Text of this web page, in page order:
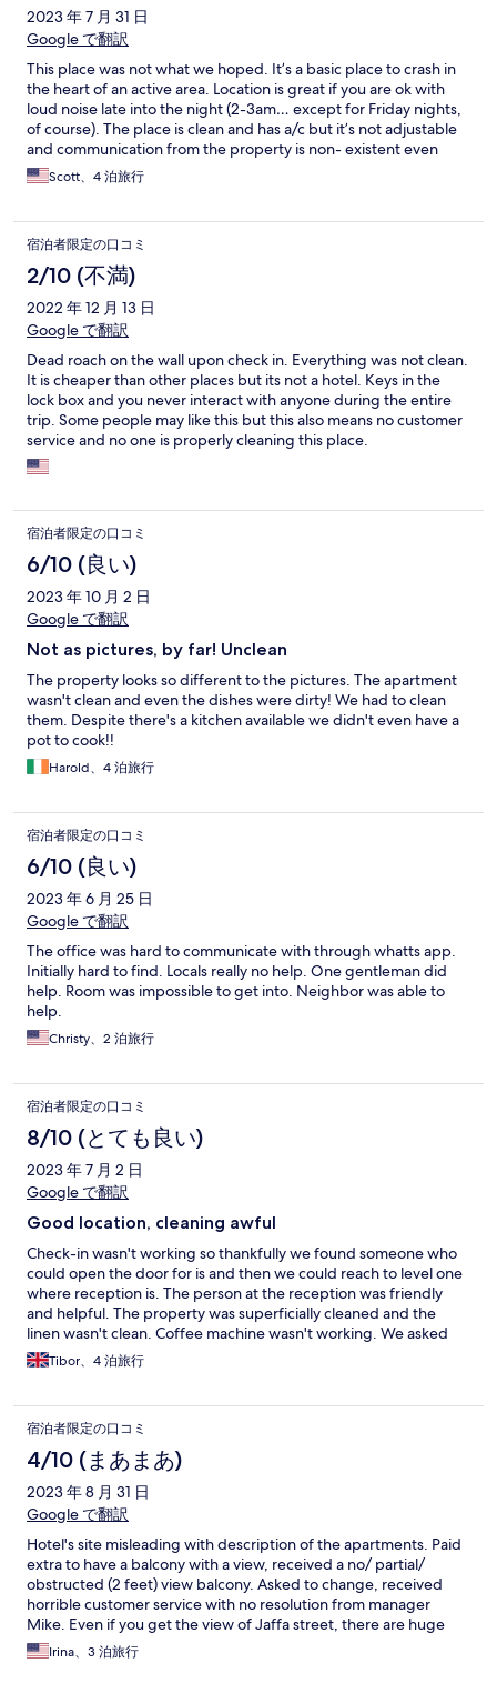
2023 年 7 月 31 日
Google で翻訳
This place was not what we hoped. It’s a basic place to crash in
the heart of an active area. Location is great if you are ok with
loud noise late into the night (2-3am… except for Friday nights,
of course). The place is clean and has a/c but it’s not adjustable
and communication from the property is non- existent even
after multiple attempts.
Scott、4 泊旅行
宿泊者限定の口コミ
2/10 (不満)
2022 年 12 月 13 日
Google で翻訳
Dead roach on the wall upon check in. Everything was not clean.
It is cheaper than other places but its not a hotel. Keys in the
lock box and you never interact with anyone during the entire
trip. Some people may like this but this also means no customer
service and no one is properly cleaning this place.
宿泊者限定の口コミ
6/10 (良い)
2023 年 10 月 2 日
Google で翻訳
Not as pictures, by far! Unclean
The property looks so different to the pictures. The apartment
wasn't clean and even the dishes were dirty! We had to clean
them. Despite there's a kitchen available we didn't even have a
pot to cook!!
Harold、4 泊旅行
宿泊者限定の口コミ
6/10 (良い)
2023 年 6 月 25 日
Google で翻訳
The office was hard to communicate with through whatts app.
Initially hard to find. Locals really no help. One gentleman did
help. Room was impossible to get into. Neighbor was able to
help.
Christy、2 泊旅行
宿泊者限定の口コミ
8/10 (とても良い)
2023 年 7 月 2 日
Google で翻訳
Good location, cleaning awful
Check-in wasn't working so thankfully we found someone who
could open the door for is and then we could reach to level one
where reception is. The person at the reception was friendly
and helpful. The property was superficially cleaned and the
linen wasn't clean. Coffee machine wasn't working. We asked
for new linen and coffee machine was changed. Location is
amazing but very loud as it's full of restaurants and you could
Tibor、4 泊旅行
宿泊者限定の口コミ
4/10 (まあまあ)
2023 年 8 月 31 日
Google で翻訳
Hotel's site misleading with description of the apartments. Paid
extra to have a balcony with a view, received a no/ partial/
obstructed (2 feet) view balcony. Asked to change, received
horrible customer service with no resolution from manager
Mike. Even if you get the view of Jaffa street, there are huge
trees that are blocking the view. The stair way to inside the apts
was dirty and smelled urine. The rooms are spacious, but need
Irina、3 泊旅行